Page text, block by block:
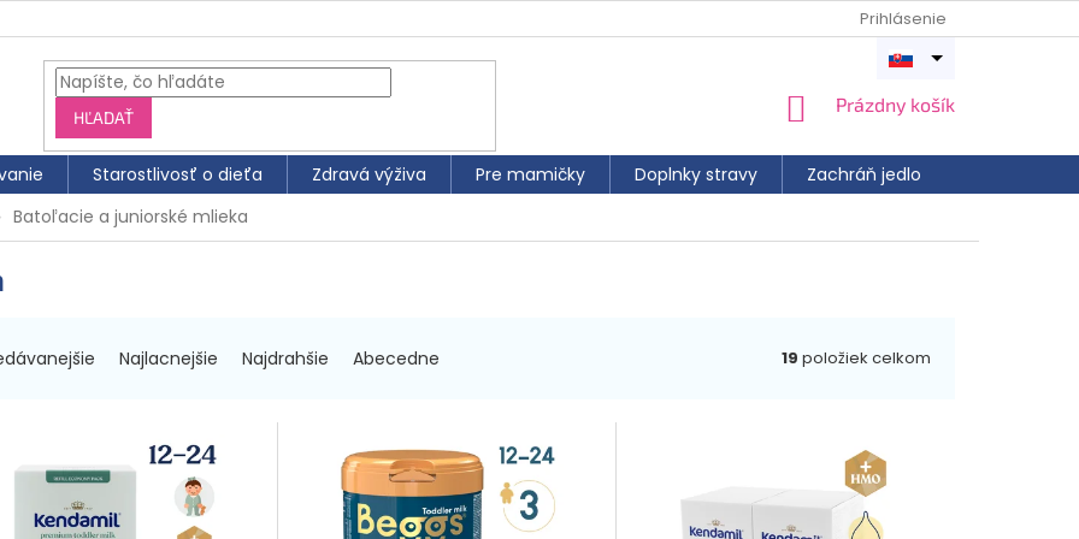
Prihlásenie
HĽADAŤ
NÁKUPNÝ
Prázdny košík
Starostlivosť o dieťa Zdravá výživa Pre mamičky Doplnky stravy Zachráň jedlo
Otvoriť
Batoľacie a juniorské mlieka
Najlacnejšie Najdrahšie Abecedne 19 položiek celkom